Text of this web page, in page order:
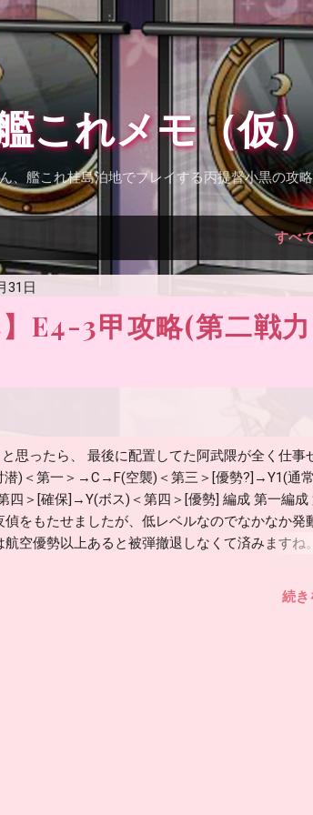
ップしてメイン コンテンツに移動
これメモ（仮
、艦これ桂島泊地でプレイする丙提督小黒の攻略
すべ
31日
E4-3甲攻略(第二戦力
思ったら、 最後に配置してた阿武隈が全く仕事
潜)＜第一＞→C→F(空襲)＜第三＞[優勢?]→Y1(通
四＞[確保]→Y(ボス)＜第四＞[優勢] 編成 第一編成
偵をもたせましたが、低レベルなのでなかなか発
空優勢以上あると被弾撤退しなくて済みますね
支援はラスダンの途中から出撃させました。 周
2周回目 S勝利 ガチャン 3周回目 S勝利 サラトガ 4
続き